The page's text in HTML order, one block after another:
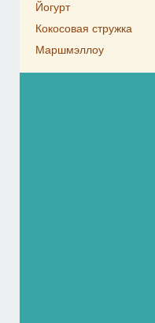
Йогурт
Кокосовая стружка
Маршмэллоу